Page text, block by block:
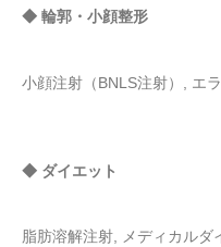
◆ 輪郭・小顔整形
小顔注射（BNLS注射）, エ
◆ ダイエット
脂肪溶解注射, メディカルダ